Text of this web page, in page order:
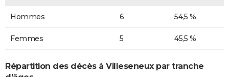
Hommes 6 54,5 %
Femmes 5 45,5 %
Répartition des décès à Villeseneux par tranche